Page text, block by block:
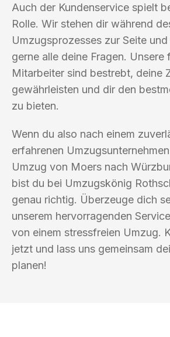
Auch der Kundenservice spielt
Rolle. Wir stehen dir während
Umzugsprozesses zur Seite
gerne alle deine Fragen. Unsere
Mitarbeiter sind bestrebt, deine
gewährleisten und dir den
zu bieten.
Wenn du also nach einem
erfahrenen
Umzug von Moers nach
bist du bei Umzugskönig
genau richtig. Überzeuge dich
unserem hervorragenden
von einem stressfreien Umzug.
jetzt und lass uns gemeinsam
planen!